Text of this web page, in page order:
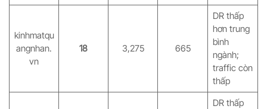
kinhmatqu
angnhan.
vn
18 3,275 665
DR thấp
hơn trung
bình
ngành;
traffic còn
thấp
DR thấp